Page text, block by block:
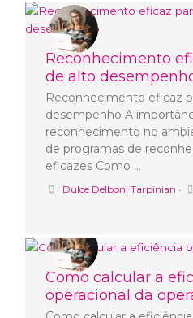
Reconhecimento
de alto
Reconhecimento eficaz
desempenho A
reconhecimento no
de programas de
eficazes Como …
Dulce Delboni Tarpinian •
Como calcular a
operacional da